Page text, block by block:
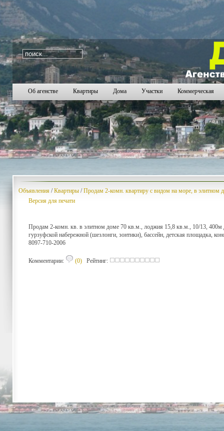
i=252
477478479480 482483 484 485
Об агенстве Квартиры Дома Участки Коммерческая
Объявления /Квартиры /Продам 2-комн. квартиру с видом на море, в
Версия для печати
Продам 2-комн. кв. в элитном доме 70 кв.м., лоджия 15,8 кв.м., 10/13,
гурзуфской набережной (шезлонги, зонтики), бассейн, детская площадка,
8097-710-2006
Комментарии: (0) Рейтинг: